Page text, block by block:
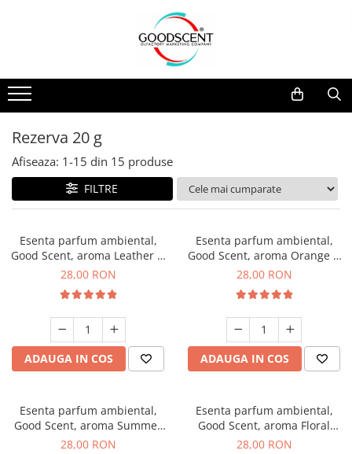
Pachete Promo
Dispozitive de Parfumare
Esente Parfum Ambiental
Rezerve Spray Good Scent
Odorizant cu Pulverizator
Site Pisoar
Dispozitive de Parfumare Ambientală
Auto
Rezidențiale
Comerciale
Industriale (HVAC)
Esente Parfum Ambiental
Mostre
Rezerva 10 g
Rezerva 20 g
Rezerva 100 g
Rezerva 200 g
Rezerva 500 g
Rezerva 20 g
Afiseaza: 1-15 din 15 produse
FILTRE
Esenta parfum ambiental,
Good Scent, aroma Leather &
Black Oudh, 20 g
28,00 RON
ADAUGA IN COS
Esenta parfum ambiental,
Good Scent, aroma Orange &
Fresh Cinnamon, 20 g
28,00 RON
ADAUGA IN COS
Esenta parfum ambiental,
Good Scent, aroma Summer
Melon, 20 g
28,00 RON
Esenta parfum ambiental,
Good Scent, aroma Floral
Bouquet, 20 g
28,00 RON